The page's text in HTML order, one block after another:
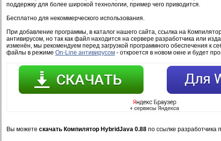
поддержку для более широкой технологии, пример чего приводится.
Бесплатно для некоммерческого использования.
При добавление программы, в каталог нашего сайта, ссылка на
антивирусом, но так как файл находится на сервере разработчика или
изменён, мы рекомендуем перед загрузкой программного обеспечения к
файлы в режиме On-Line антивирусом - откроется в новом окне и будет
Вы можете скачать Компилятор HybridJava 0.88 по ссылке разработчика